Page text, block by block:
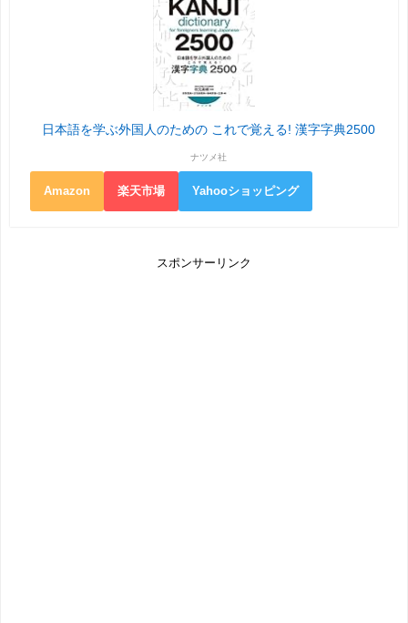
日本語を学ぶ外国人のための これで覚える! 漢字字典2500
ナツメ社
Amazon 楽天市場 Yahooショッピング
スポンサーリンク